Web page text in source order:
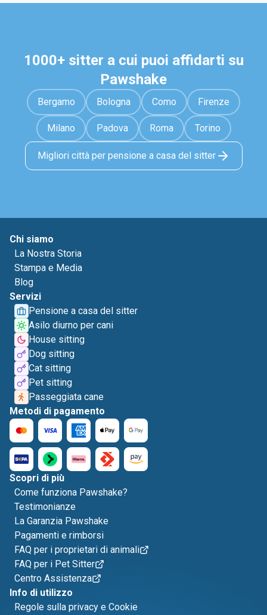
1000+ sitter a cui puoi affidarti su
Pawshake
Bergamo Bologna Como Firenze
Milano Padova Roma Torino
Migliori città per pensione a casa del sitter
Chi siamo
La Nostra Storia
Stampa e Media
Blog
Servizi
Pensione a casa del sitter
Asilo diurno per cani
House sitting
Dog sitting
Cat sitting
Pet sitting
Passeggiata cane
Metodi di pagamento
Scopri di più
Come funziona Pawshake?
Testimonianze
La Garanzia Pawshake
Pagamenti e rimborsi
FAQ per i proprietari di animali
FAQ per i Pet Sitter
Centro Assistenza
Info di utilizzo
Regole sulla privacy e Cookie